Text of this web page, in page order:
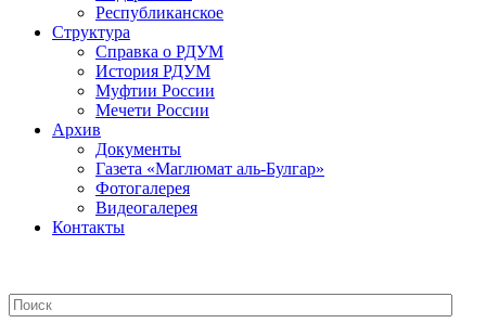
Республиканское
Структура
Справка о РДУМ
История РДУМ
Муфтии России
Мечети России
Архив
Документы
Газета «Маглюмат аль-Булгар»
Фотогалерея
Видеогалерея
Контакты